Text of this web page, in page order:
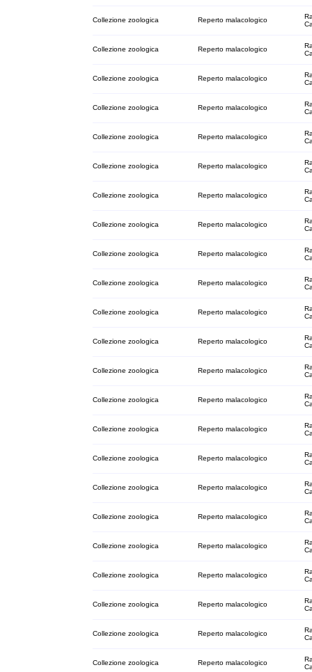
Collezione zoologica Reperto malacologico
Collezione zoologica Reperto malacologico
Collezione zoologica Reperto malacologico
Collezione zoologica Reperto malacologico
Collezione zoologica Reperto malacologico
Collezione zoologica Reperto malacologico
Collezione zoologica Reperto malacologico
Collezione zoologica Reperto malacologico
Collezione zoologica Reperto malacologico
Collezione zoologica Reperto malacologico
Collezione zoologica Reperto malacologico
Collezione zoologica Reperto malacologico
Collezione zoologica Reperto malacologico
Collezione zoologica Reperto malacologico
Collezione zoologica Reperto malacologico
Collezione zoologica Reperto malacologico
Collezione zoologica Reperto malacologico
Collezione zoologica Reperto malacologico
Collezione zoologica Reperto malacologico
Collezione zoologica Reperto malacologico
Collezione zoologica Reperto malacologico
Collezione zoologica Reperto malacologico
Collezione zoologica Reperto malacologico